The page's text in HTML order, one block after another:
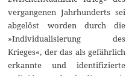
vergangenen Jahrhunderts sei
abgelöst worden durch die
»Individualisierung des
Krieges«, der das als gefährlich
erkannte und identifizierte